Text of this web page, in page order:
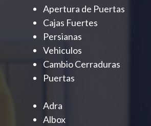
Apertura de Puertas
Cajas Fuertes
Persianas
Vehiculos
Cambio Cerraduras
Puertas
Adra
Albox